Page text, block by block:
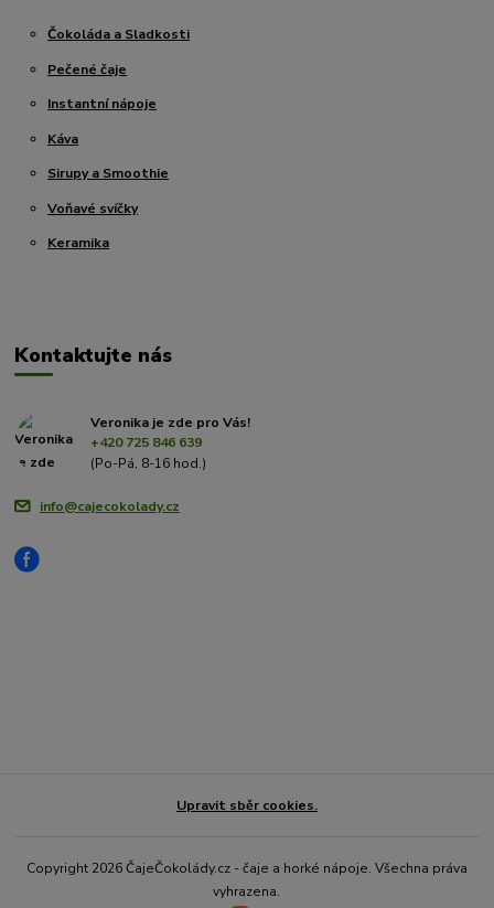
Čokoláda a Sladkosti
Pečené čaje
Instantní nápoje
Káva
Sirupy a Smoothie
Voňavé svíčky
Keramika
Kontaktujte nás
Veronika je zde pro Vás!
+420 725 846 639
(Po-Pá, 8-16 hod.)
info@cajecokolady.cz
Upravit sběr cookies.
Copyright 2026 ČajeČokolády.cz - čaje a horké nápoje. Všechna práva
vyhrazena.